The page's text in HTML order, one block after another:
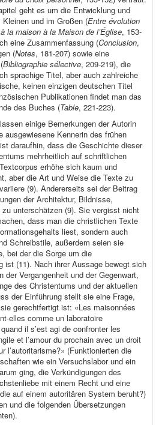
geht es um die Entwicklung und
und im Großen (Entre évolution
la maison à la Maison de l’Église, 153-
eine Zusammenfassung (Conclusion,
(Notes, 181-207) sowie eine
Bibliographie sélective, 209-219), die
sprachige Titel, aber auch zahlreiche
keinen einzigen deutschen Titel
Publikationen findet man das
des Buches (Table, 221-223).
einige Bemerkungen der Autorin
ausgewiesene Kennerin des frühen
daraufhin, dass die Geschichte dieser
mehrheitlich auf schriftlichen
erhöhe sich kaum und
aber die Art und Weise die Texte zu
(9). Andererseits sei der Beitrag
der Architektur, Bildnisse,
unterschätzen (9). Sie vergisst nicht
dass man die christlichen Texte
liest, sondern auch
Schreibstile, außerdem seien sie
bei der die Sorge um die
ist (11). Nach ihrer Aussage bewegt sich
der Vergangenheit und der Gegenwart,
des Christentums und der aktuellen
der Einführung stellt sie eine Frage,
gerechtfertigt ist: «Les maisonnées
elles comme un laboratoire
il s’est agi de confronter les
et l’amour du prochain avec un droit
l’autoritarisme?» (Funktionierten die
wie ein Versuchslabor und ein
ging, die Verkündigungen des
mit einem Recht und eine
auf einem autoritären System beruht?)
und die folgenden Übersetzungen